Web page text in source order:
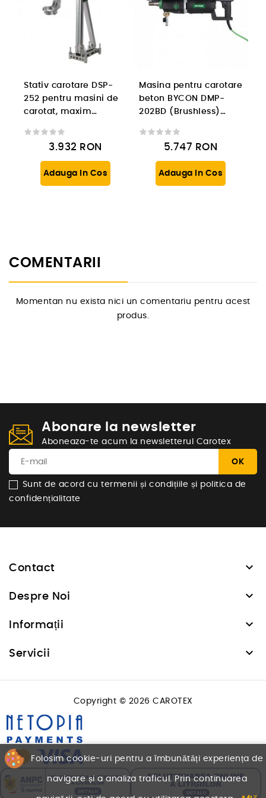
Stativ carotare DSP-
252 pentru masini de
carotat, maxim
3.932 RON
Adauga In Cos
Masina pentru carotare
beton BYCON DMP-
202BD (Brushless)
5.747 RON
Adauga In Cos
COMENTARII
Momentan nu exista nici un comentariu pentru acest
produs.
Abonare la newsletter
Aboneaza-te acum la newsletterul Carotex
Sunt de acord cu termenii și condițiile și politica de
confidențialitate
Contact 
Despre Noi 
Informații 
Servicii 
Folosim cookie-uri pentru a îmbunătăți experiența de
navigare și a analiza traficul. Prin continuarea
Copyright © 2026 CAROTEX